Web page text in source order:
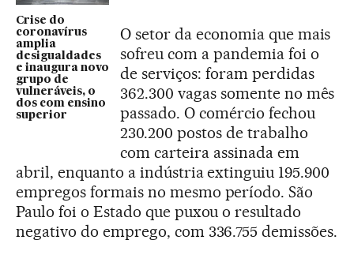
Crise do
coronavírus
amplia
desigualdades
e inaugura novo
grupo de
vulneráveis, o
dos com ensino
superior
O setor da economia que mais
sofreu com a pandemia foi o
de serviços: foram perdidas
362.300 vagas somente no mês
passado. O comércio fechou
230.200 postos de trabalho
com carteira assinada em
abril, enquanto a indústria extinguiu 195.900
empregos formais no mesmo período. São
Paulo foi o Estado que puxou o resultado
negativo do emprego, com 336.755 demissões.